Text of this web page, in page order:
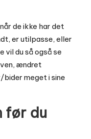
de ikke har det
er utilpasse, eller
du så også se
ændret
meget i sine
før du